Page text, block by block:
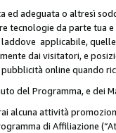
ed adeguata o altresì
tecnologie da parte tua
applicabile,
dai visitatori, e
online quando
del Programma, e dei
alcuna attività
di Affiliazione